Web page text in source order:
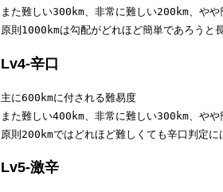
また難しい300km、非常に難しい200km、やや
原則1000kmは勾配がどれほど簡単であろうと
Lv4-辛口
主に600kmに付される難易度
また難しい400km、非常に難しい300km、や
原則200kmではどれほど難しくても辛口判定に
Lv5-激辛